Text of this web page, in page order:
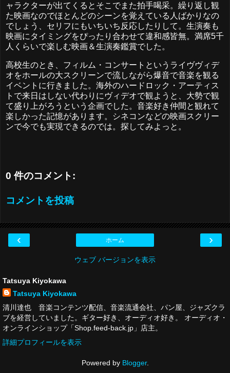
ャラクターが出てくるとそこでまた拍手喝采。繰り返し観
た映画なのでほとんどのシーンを覚えている人ばかりなの
でしょう、セリフにもいちいち反応したりして。生演奏も
映画にタイミングをぴったり合わせて違和感皆無。満席5千
人くらいで楽しむ映画＆生演奏鑑賞でした。
高校生のとき、フィルム・コンサートというライヴヴィデ
オをホールの大スクリーンで流しながら爆音で音楽を観る
イベントに行きました。海外のハードロック・アーティス
トで来日はしない代わりにヴィデオで観ようと、大勢で観
て盛り上がろうという企画でした。音楽好き仲間と観れて
楽しかった記憶があります。シネコンなどの映画スクリー
ンで今でも実現できるのでは。探してみよっと。
0 件のコメント:
コメントを投稿
‹ ›
ホーム
ウェブ バージョンを表示
Tatsuya Kiyokawa
Tatsuya Kiyokawa
清川達也 音楽コンテンツ配信、音楽流通会社、パン屋、ジャズクラ
ブを経営していました。ギター好き、オーディオ好き。 オーディオ・
オンラインショップ「Shop.feed-back.jp」店主。
詳細プロフィールを表示
Powered by Blogger.